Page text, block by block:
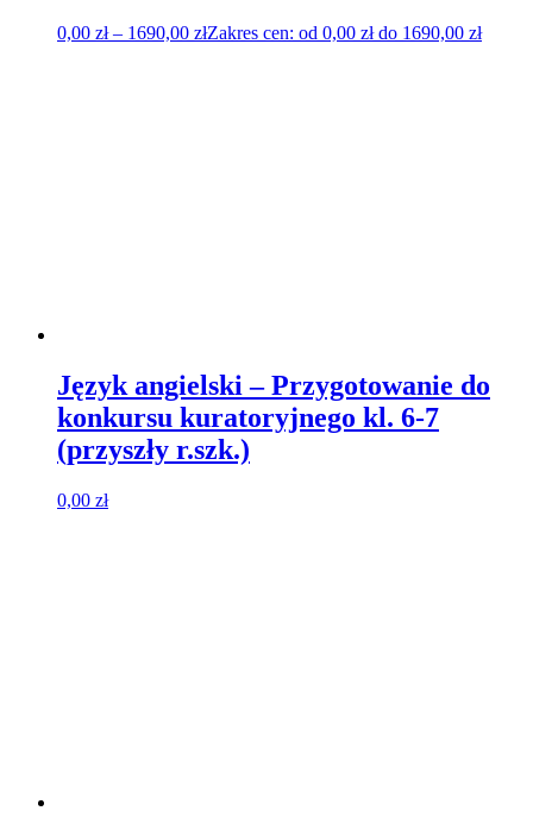
0,00 zł – 1690,00 złZakres cen: od 0,00 zł do 1690,00 zł
Język angielski – Przygotowanie do
konkursu kuratoryjnego kl. 6-7
(przyszły r.szk.)
0,00 zł